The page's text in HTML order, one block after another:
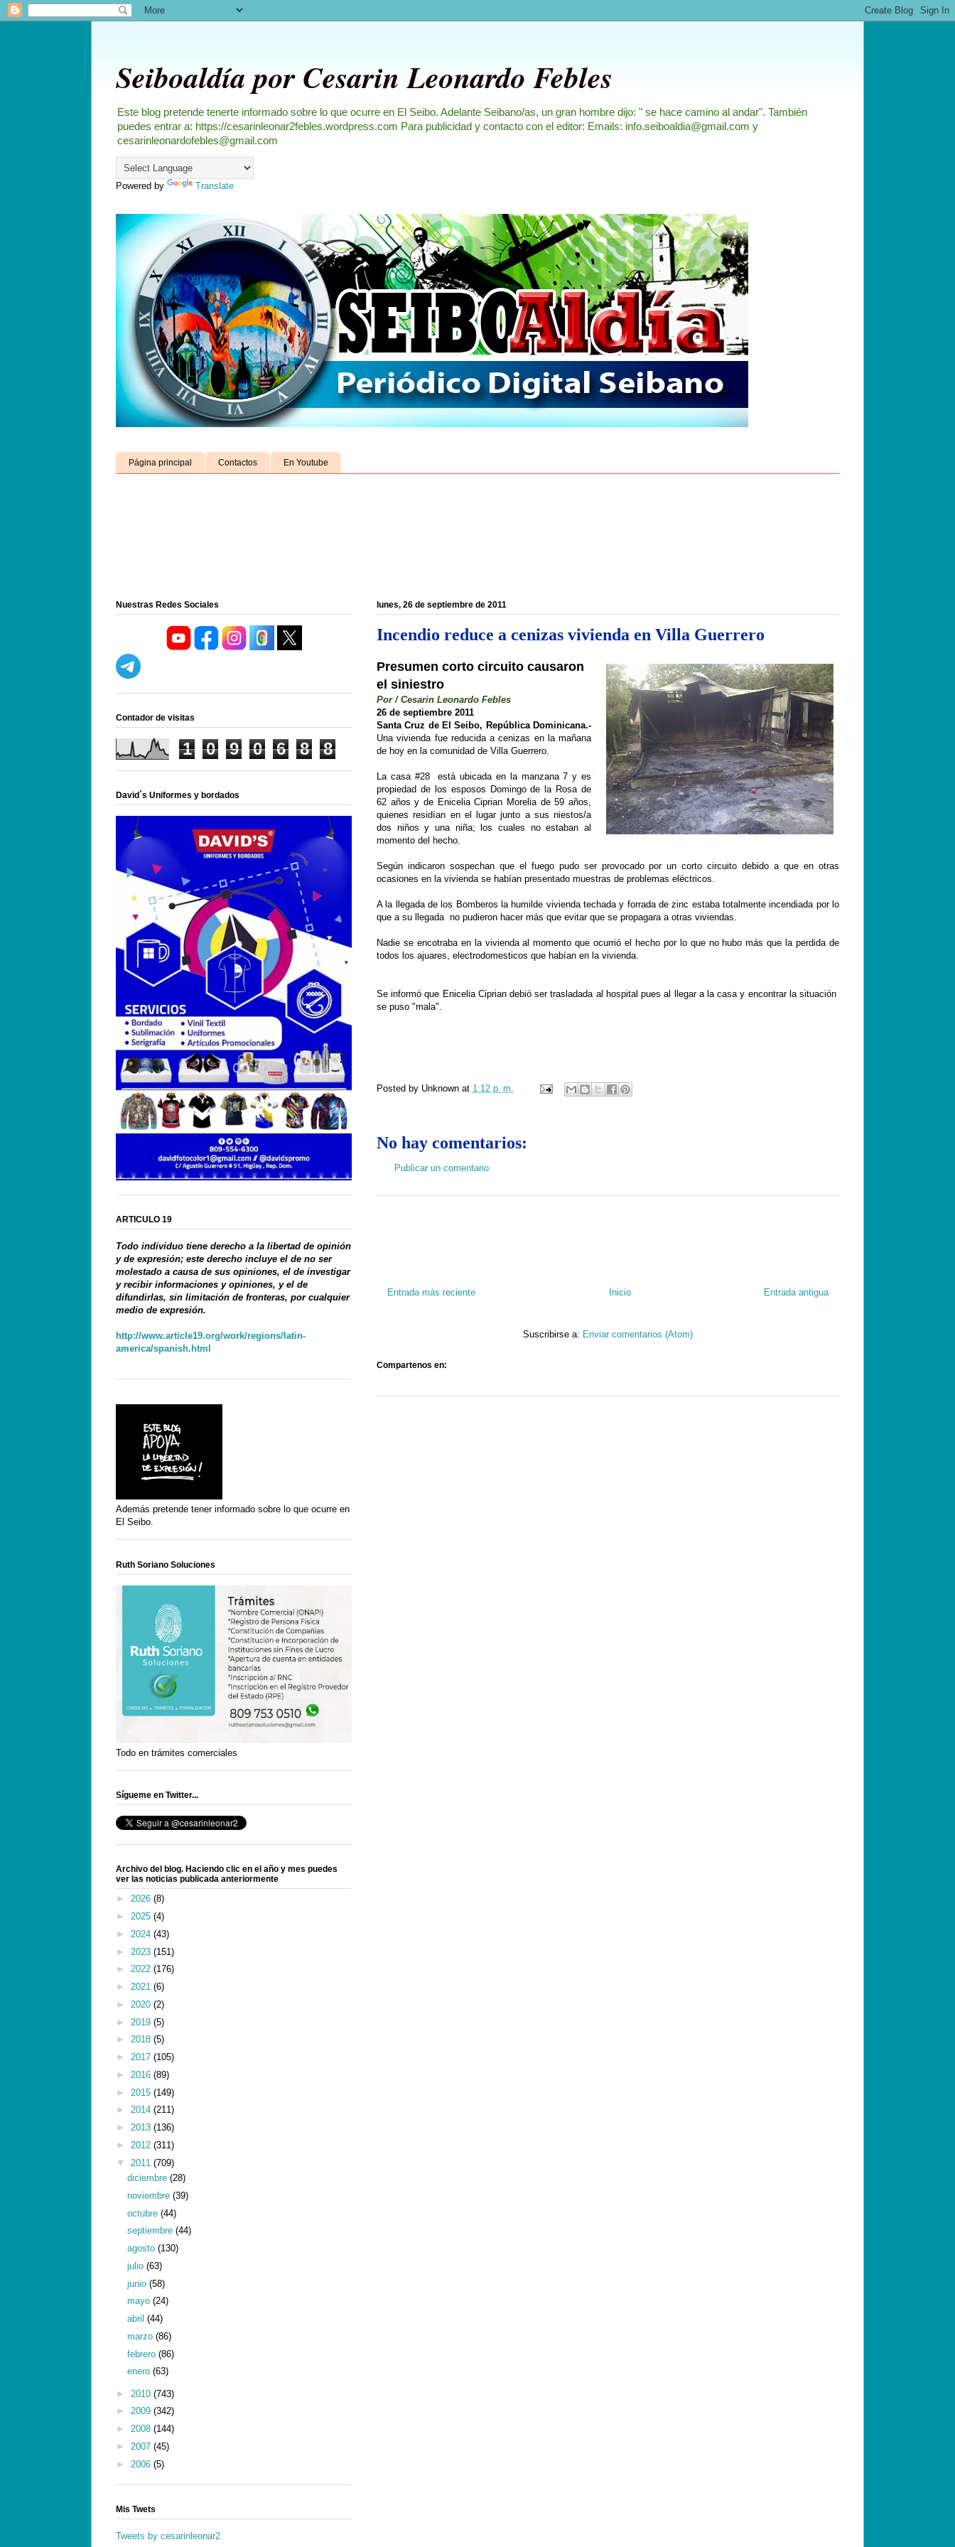
Seiboaldía por Cesarin Leonardo Febles
Este blog pretende tenerte informado sobre lo que ocurre en El Seibo. Adelante Seibano/as, un gran hombre dijo: " se hace camino al andar". También
puedes entrar a: https://cesarinleonar2febles.wordpress.com Para publicidad y contacto con el editor: Emails: info.seiboaldia@gmail.com y
cesarinleonardofebles@gmail.com
Powered by Translate
Página principal Contactos En Youtube
lunes, 26 de septiembre de 2011
Incendio reduce a cenizas vivienda en Villa Guerrero
Presumen corto circuito causaron
el siniestro
Por / Cesarin Leonardo Febles
26 de septiembre 2011
Santa Cruz de El Seibo, República Dominicana.-
Una vivienda fue reducida a cenizas en la mañana
de hoy en la comunidad de Villa Guerrero.
La casa #28 está ubicada en la manzana 7 y es
propiedad de los esposos Domingo de la Rosa de
62 años y de Enicelia Ciprian Morelia de 59 años,
quienes residían en el lugar junto a sus niestos/a
dos niños y una niña; los cuales no estaban al
momento del hecho.
Según indicaron sospechan que el fuego pudo ser provocado por un corto circuito debido a que en otras
ocasiones en la vivienda se habían presentado muestras de problemas eléctricos.
A la llegada de los Bomberos la humilde vivienda techada y forrada de zinc estaba totalmente incendiada por lo
que a su llegada no pudieron hacer más que evitar que se propagara a otras viviendas.
Nadie se encotraba en la vivienda al momento que ocurrió el hecho por lo que no hubo más que la perdida de
todos los ajuares, electrodomesticos que habían en la vivienda.
Se informó que Enicelia Ciprian debió ser trasladada al hospital pues al llegar a la casa y encontrar la situación
se puso "mala".
Posted by Unknown at 1:12 p. m.
No hay comentarios:
Publicar un comentario
Entrada más reciente Entrada antigua
Inicio
Suscribirse a: Enviar comentarios (Atom)
Compartenos en:
Nuestras Redes Sociales
Contador de visitas
1 0 9 0 6 8 8
David´s Uniformes y bordados
ARTICULO 19
Todo individuo tiene derecho a la libertad de opinión
y de expresión; este derecho incluye el de no ser
molestado a causa de sus opiniones, el de investigar
y recibir informaciones y opiniones, y el de
difundirlas, sin limitación de fronteras, por cualquier
medio de expresión.
http://www.article19.org/work/regions/latin-
america/spanish.html
Además pretende tener informado sobre lo que ocurre en
El Seibo.
Ruth Soriano Soluciones
Todo en trámites comerciales
Sígueme en Twitter...
Archivo del blog. Haciendo clic en el año y mes puedes
ver las noticias publicada anteriormente
► 2026 (8)
► 2025 (4)
► 2024 (43)
► 2023 (151)
► 2022 (176)
► 2021 (6)
► 2020 (2)
► 2019 (5)
► 2018 (5)
► 2017 (105)
► 2016 (89)
► 2015 (149)
► 2014 (211)
► 2013 (136)
► 2012 (311)
▼ 2011 (709)
diciembre (28)
noviembre (39)
octubre (44)
septiembre (44)
agosto (130)
julio (63)
junio (58)
mayo (24)
abril (44)
marzo (86)
febrero (86)
enero (63)
► 2010 (743)
► 2009 (342)
► 2008 (144)
► 2007 (45)
► 2006 (5)
Mis Twets
Tweets by cesarinleonar2